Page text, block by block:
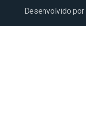
Desenvolvido por